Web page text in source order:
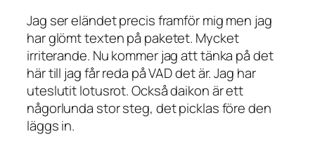
Jag ser eländet precis framför mig men jag
har glömt texten på paketet. Mycket
irriterande. Nu kommer jag att tänka på det
här till jag får reda på VAD det är. Jag har
uteslutit lotusrot. Också daikon är ett
någorlunda stor steg, det picklas före den
läggs in.